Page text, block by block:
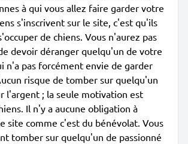
à qui vous allez faire garder votre
s'inscrivent sur le site, c'est qu'ils
de chiens. Vous n'aurez pas
devoir déranger quelqu'un de votre
n'a pas forcément envie de garder
risque de tomber sur quelqu'un
l'argent ; la seule motivation est
Il n'y a aucune obligation à
site comme c'est du bénévolat. Vous
tomber sur quelqu'un de passionné